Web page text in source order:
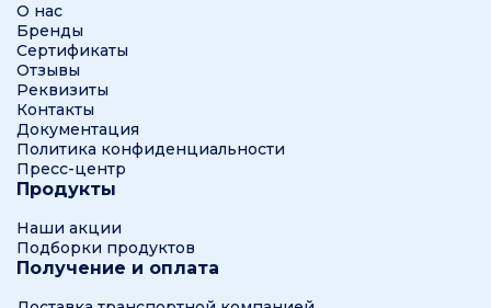
О нас
Бренды
Сертификаты
Отзывы
Реквизиты
Контакты
Документация
Политика конфиденциальности
Пресс-центр
Продукты
Наши акции
Подборки продуктов
Получение и оплата